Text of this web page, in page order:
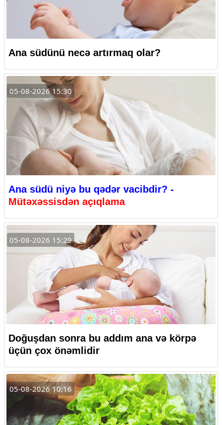
Ana südünü necə artırmaq olar?
05-08-2026 15:30
Ana südü niyə bu qədər vacibdir? -
Mütəxəssisdən açıqlama
05-08-2026 15:29
Doğuşdan sonra bu addım ana və körpə
üçün çox önəmlidir
05-08-2026 10:16